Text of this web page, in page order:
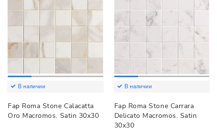
В наличии
Fap Roma Stone Calacatta
Oro Macromos. Satin 30x30
В наличии
Fap Roma Stone Carrara
Delicato Macromos. Satin
30x30